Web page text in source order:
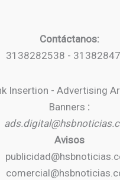
Contáctanos:
3138282538 -
Insertion - Advertising
Banners :
Avisos